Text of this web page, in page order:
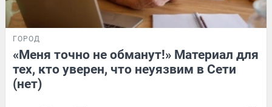
ГОРОД
«Меня точно не обманут!» Материал для
тех, кто уверен, что неуязвим в Сети
(нет)